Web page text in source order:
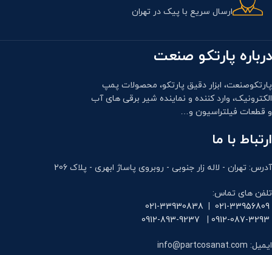
ارسال سریع با پیک در تهران
درباره پارتکو صنعت
پارتکوصنعت، ابزار دقیق پارتکو، محصولات پمپ
الکترونیک، وارد کننده و نماینده شیر برقی های آب
و قطعات فیلتراسیون و…
ارتباط با ما
آدرس: تهران - لاله زار جنوبی - روبروی پاساژ ابهری - پلاک 206
تلفن های تماس:
021-33956809
021-33930838
0912-087-3293
0912-893-9237
ایمیل: info@partcosanat.com